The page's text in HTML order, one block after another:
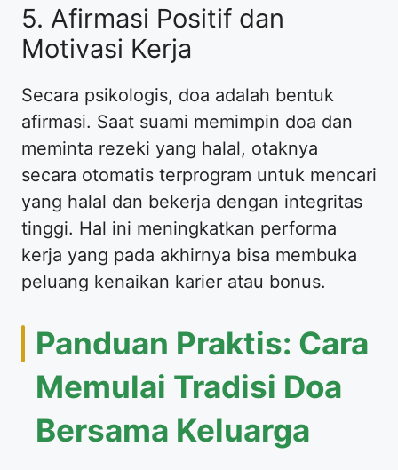
5. Afirmasi Positif dan
Motivasi Kerja
Secara psikologis, doa adalah bentuk
afirmasi. Saat suami memimpin doa dan
meminta rezeki yang halal, otaknya
secara otomatis terprogram untuk mencari
yang halal dan bekerja dengan integritas
tinggi. Hal ini meningkatkan performa
kerja yang pada akhirnya bisa membuka
peluang kenaikan karier atau bonus.
Panduan Praktis: Cara
Memulai Tradisi Doa
Bersama Keluarga